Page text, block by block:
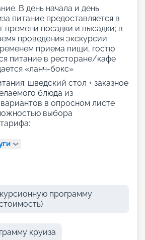
В день начала и день
питание предоставляется в
времени посадки и высадки; в
проведения экскурсии
приема пищи, гостю
питание в ресторане/кафе
«ланч-бокс»
шведский стол + заказное
блюда из
в опросном листе
выбора
программу
круиза